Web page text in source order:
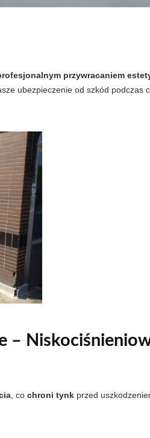
przywracaniem
ubezpieczenie od szkód podczas
–
, co chroni tynk przed